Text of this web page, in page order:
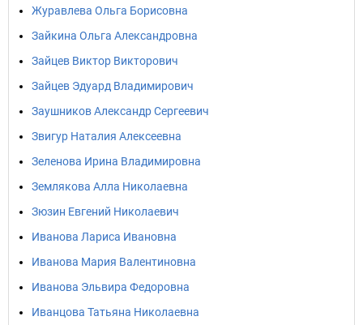
Журавлева Ольга Борисовна
Зайкина Ольга Александровна
Зайцев Виктор Викторович
Зайцев Эдуард Владимирович
Заушников Александр Сергеевич
Звигур Наталия Алексеевна
Зеленова Ирина Владимировна
Землякова Алла Николаевна
Зюзин Евгений Николаевич
Иванова Лариса Ивановна
Иванова Мария Валентиновна
Иванова Эльвира Федоровна
Иванцова Татьяна Николаевна